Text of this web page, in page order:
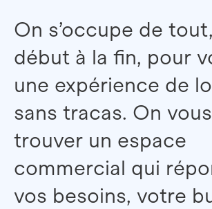
On s’occupe de
début à la fin, pour
une expérience de
sans tracas. On
trouver un espace
commercial qui
vos besoins, votre